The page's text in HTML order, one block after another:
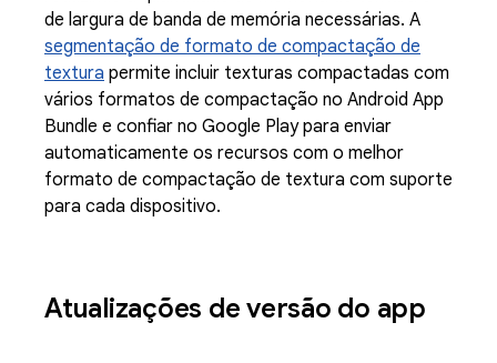
de largura de banda de memória necessárias. A
segmentação de formato de compactação de
textura permite incluir texturas compactadas com
vários formatos de compactação no Android App
Bundle e confiar no Google Play para enviar
automaticamente os recursos com o melhor
formato de compactação de textura com suporte
para cada dispositivo.
Atualizações de versão do app